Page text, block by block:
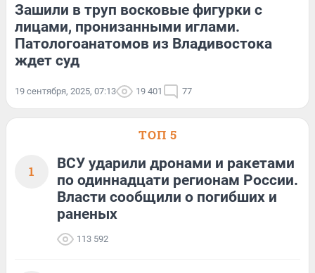
Зашили в труп восковые фигурки с
лицами, пронизанными иглами.
Патологоанатомов из Владивостока
ждет суд
19 сентября, 2025, 07:13 19 401 77
ТОП 5
1
ВСУ ударили дронами и ракетами
по одиннадцати регионам России.
Власти сообщили о погибших и
раненых
113 592